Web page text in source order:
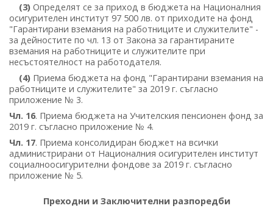
(3) Определят се за приход в бюджета на Националния
осигурителен институт 97 500 лв. от приходите на фонд
"Гарантирани вземания на работниците и служителите" -
за дейностите по чл. 13 от Закона за гарантираните
вземания на работниците и служителите при
несъстоятелност на работодателя.
(4) Приема бюджета на фонд "Гарантирани вземания на
работниците и служителите" за 2019 г. съгласно
приложение № 3.
Чл. 16. Приема бюджета на Учителския пенсионен фонд за
2019 г. съгласно приложение № 4.
Чл. 17. Приема консолидиран бюджет на всички
администрирани от Националния осигурителен институт
социалноосигурителни фондове за 2019 г. съгласно
приложение № 5.
Преходни и Заключителни разпоредби